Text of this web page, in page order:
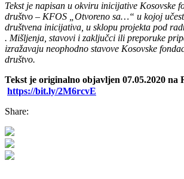
Tekst je napisan u okviru inicijative Kosovske
društvo – KFOS „Otvoreno sa…“ u kojoj
društvena inicijativa, u sklopu projekta pod
. Mišljenja, stavovi i zaključci ili preporuke
izražavaju neophodno stavove Kosovske
društvo.
Tekst je originalno objavljen 07.05.2020 na
https://bit.ly/2M6rcvE
Share: